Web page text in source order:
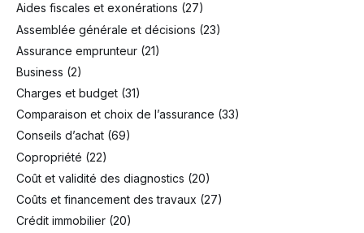
Aides fiscales et exonérations (27)
Assemblée générale et décisions (23)
Assurance emprunteur (21)
Business (2)
Charges et budget (31)
Comparaison et choix de l’assurance (33)
Conseils d’achat (69)
Copropriété (22)
Coût et validité des diagnostics (20)
Coûts et financement des travaux (27)
Crédit immobilier (20)